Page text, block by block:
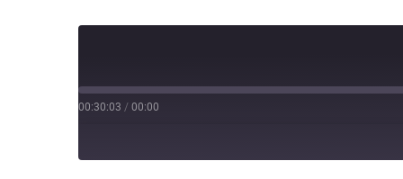
00:00
/
00:30:03